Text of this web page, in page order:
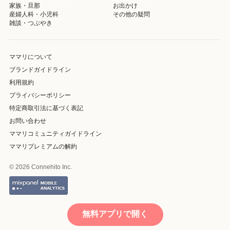
家族・旦那
お出かけ
産婦人科・小児科
その他の疑問
雑談・つぶやき
ママリについて
ブランドガイドライン
利用規約
プライバシーポリシー
特定商取引法に基づく表記
お問い合わせ
ママリコミュニティガイドライン
ママリプレミアムの解約
© 2026 Connehito Inc.
無料アプリで開く